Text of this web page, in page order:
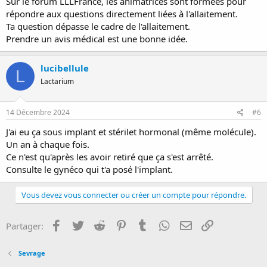
répondre aux questions directement liées à l'allaitement.
Ta question dépasse le cadre de l'allaitement.
Prendre un avis médical est une bonne idée.
L lucibellule
Lactarium
14 Décembre 2024 #6
J'ai eu ça sous implant et stérilet hormonal (même molécule).
Un an à chaque fois.
Ce n'est qu'après les avoir retiré que ça s'est arrêté.
Consulte le gynéco qui t'a posé l'implant.
Vous devez vous connecter ou créer un compte pour répondre.
Partager: Facebook
Twitter Reddit PinterestTumblr WhatsApp
E-mail
Sevrage